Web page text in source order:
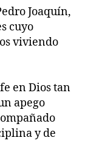
Joaquín,
cuyo
viviendo
en Dios tan
apego
y de